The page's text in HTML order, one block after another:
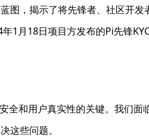
图，揭示了将先锋者、社区开
月18日项目方发布的Pi先锋
和用户真实性的关键。我们
这些问题。